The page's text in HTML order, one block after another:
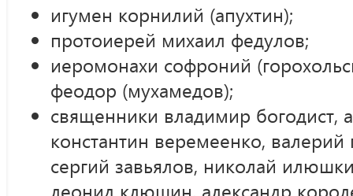
игумен корнилий (апухтин);
протоиерей михаил федулов;
иеромонахи софроний
феодор (мухамедов);
священники владимир богодист,
константин веремеенко,
сергий завьялов, николай
леонид клюшин, александр